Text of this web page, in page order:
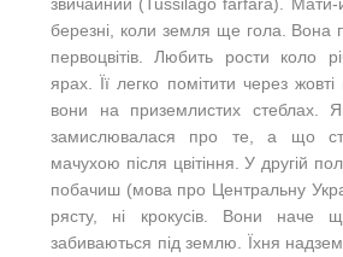
березні, коли земля ще гола. Вона
первоцвітів. Любить рости коло
ярах. Її легко помітити через жовті
вони на приземлистих стеблах.
замислювалася про те, а що
мачухою після цвітіння. У другій
побачиш (мова про Центральну
рясту, ні крокусів. Вони наче
забиваються під землю. Їхня